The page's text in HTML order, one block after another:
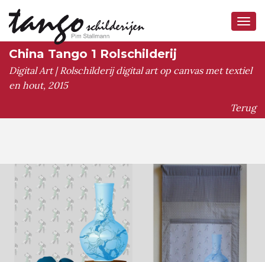
China Tango 1 Rolschilderij
Digital Art | Rolschilderij digital art op canvas met textiel
en hout, 2015
Terug